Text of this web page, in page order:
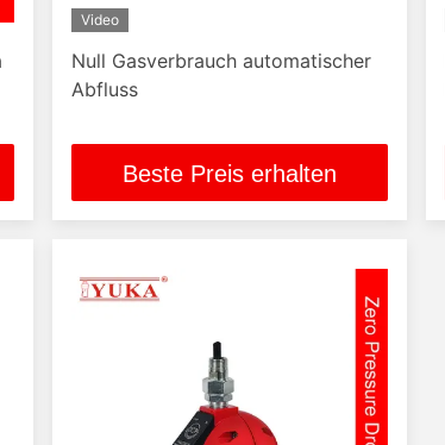
Video
Null Gasverbrauch automatischer
Abfluss
Beste Preis erhalten